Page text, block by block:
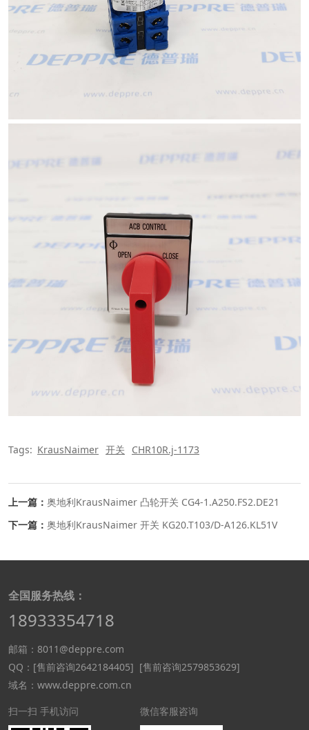
Tags: KrausNaimer 开关 CHR10R.j-1173
上一篇： 奥地利KrausNaimer 凸轮开关 CG4-1.A250.FS2.DE21
下一篇： 奥地利KrausNaimer 开关 KG20.T103/D-A126.KL51V
全国服务热线：
18933354718
邮箱：8011@deppre.com
QQ： [售前咨询2642184405] [售前咨询2579853629]
域名：www.deppre.com.cn
扫一扫 手机访问
微信客服咨询